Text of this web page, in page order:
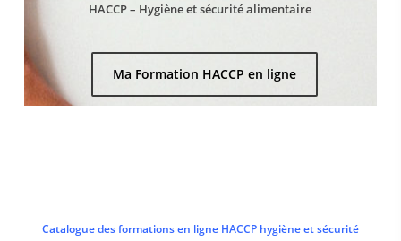
HACCP – Hygiène et sécurité alimentaire
Ma Formation HACCP en ligne
Catalogue des formations en ligne HACCP hygiène et sécurité